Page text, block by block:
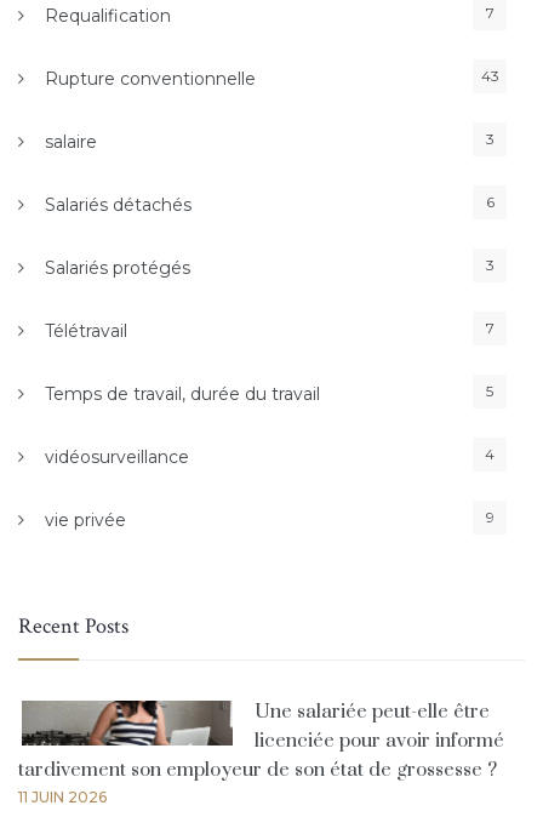
Requalification 7
Rupture conventionnelle 43
salaire 3
Salariés détachés 6
Salariés protégés 3
Télétravail 7
Temps de travail, durée du travail 5
vidéosurveillance 4
vie privée 9
Recent Posts
Une salariée peut-elle être
licenciée pour avoir informé
tardivement son employeur de son état de grossesse ?
11 JUIN 2026